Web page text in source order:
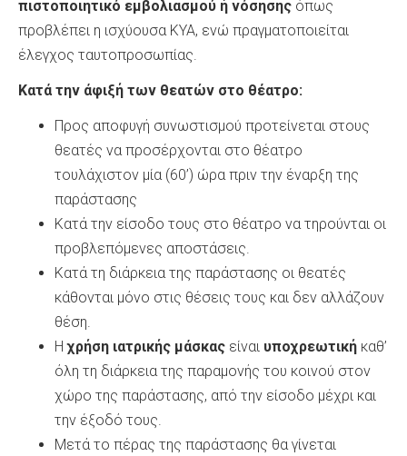
πιστοποιητικό εμβολιασμού ή νόσησης όπως
προβλέπει η ισχύουσα ΚΥΑ, ενώ πραγματοποιείται
έλεγχος ταυτοπροσωπίας.
Κατά την άφιξή των θεατών στο θέατρο:
Προς αποφυγή συνωστισμού προτείνεται στους
θεατές να προσέρχονται στο θέατρο
τουλάχιστον μία (60’) ώρα πριν την έναρξη της
παράστασης
Κατά την είσοδο τους στο θέατρο να τηρούνται οι
προβλεπόμενες αποστάσεις.
Κατά τη διάρκεια της παράστασης οι θεατές
κάθονται μόνο στις θέσεις τους και δεν αλλάζουν
θέση.
Ηχρήση ιατρικής μάσκας είναι υποχρεωτική καθ’
όλη τη διάρκεια της παραμονής του κοινού στον
χώρο της παράστασης, από την είσοδο μέχρι και
την έξοδό τους.
Μετά το πέρας της παράστασης θα γίνεται